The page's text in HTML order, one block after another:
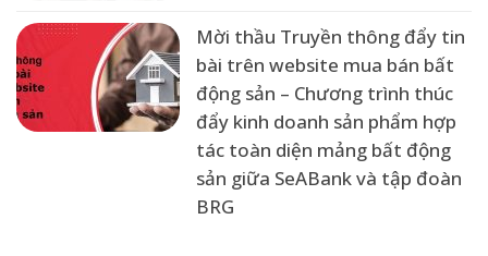
Mời thầu Truyền thông đẩy tin
bài trên website mua bán bất
động sản – Chương trình thúc
đẩy kinh doanh sản phẩm hợp
tác toàn diện mảng bất động
sản giữa SeABank và tập đoàn
BRG